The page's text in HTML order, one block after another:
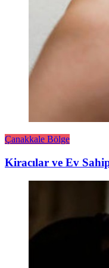
Çanakkale Bölge
Kiracılar ve Ev